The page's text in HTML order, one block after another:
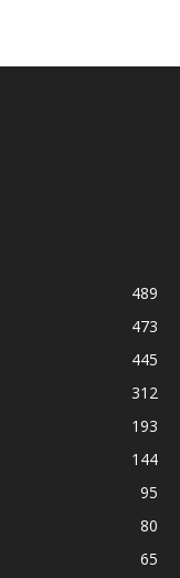
489
473
445
312
193
144
95
80
65